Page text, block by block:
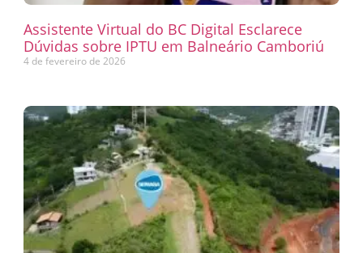
Assistente Virtual do BC Digital Esclarece
Dúvidas sobre IPTU em Balneário Camboriú
4 de fevereiro de 2026